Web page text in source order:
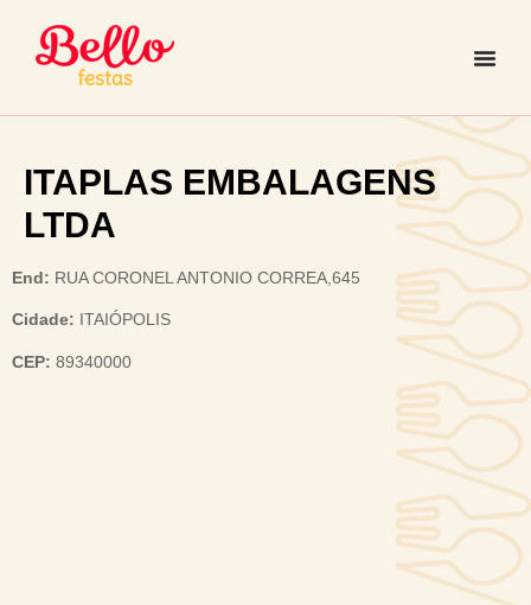
ITAPLAS EMBALAGENS
LTDA
End: RUA CORONEL ANTONIO CORREA,645
Cidade: ITAIÓPOLIS
CEP: 89340000